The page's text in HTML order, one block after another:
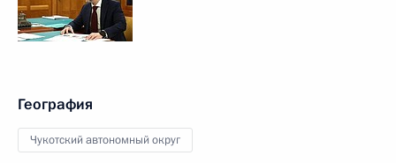
География
Чукотский автономный округ